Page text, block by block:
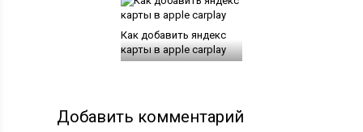
Как добавить яндекс
карты в apple carplay
Добавить комментарий